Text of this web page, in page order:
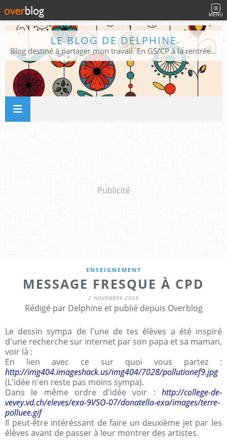
MENU
LE BLOG DE DELPHINE
Blog destiné à partager mon travail. En GS/CP à la rentrée 2026/2027 !
Publicité
ENSEIGNEMENT
MESSAGE FRESQUE À CPD
2 NOVEMBRE 2009
Rédigé par Delphine et publié depuis Overblog
Le dessin sympa de l'une de tes élèves a été inspiré
d'une recherche sur internet par son papa et sa maman,
voir là :
En lien avec ce sur quoi vous partez :
http://img404.imageshack.us/img404/7028/pollutionef9.jpg
(L'idée n'en reste pas moins sympa).
Dans le même ordre d'idée voir : http://college-de-
vevey.vd.ch/eleves/exa-9VSO-07/donatella-exa/images/terre-
polluee.gif
Il peut-être intéréssant de faire un deuxième jet par les
élèves avant de passer à leur montrer des artistes.